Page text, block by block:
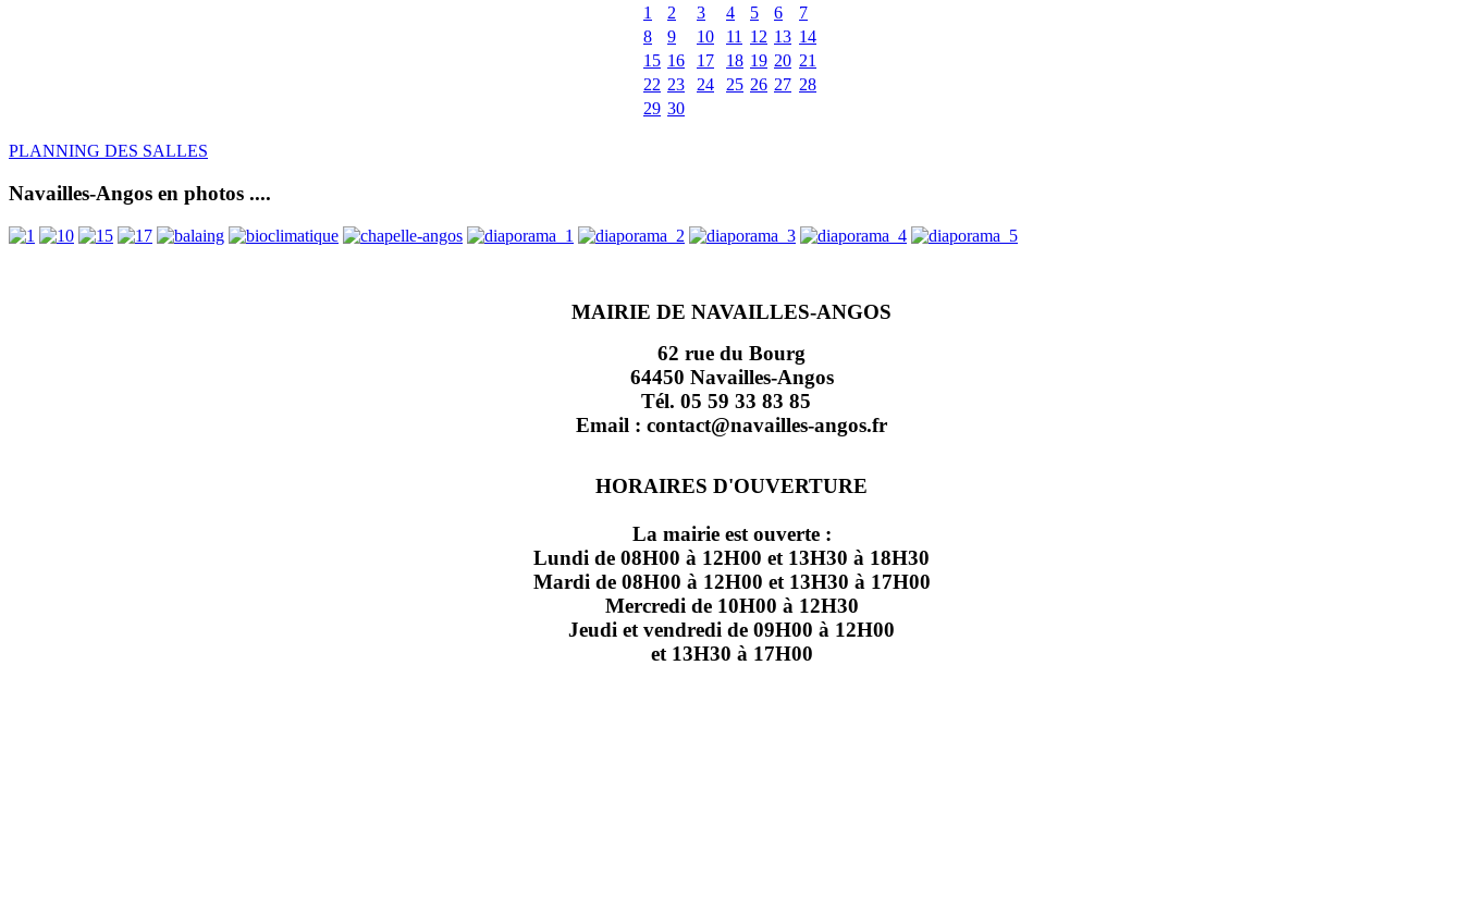
1
2 3 4 5 6
7
8
9 10 11 12 13 14
15 16 17 18 19 20 21
22 23 24 25 26 27 28
29 30
PLANNING DES SALLES
Navailles-Angos en photos ....
MAIRIE DE NAVAILLES-ANGOS
62 rue du Bourg
64450 Navailles-Angos
Tél. 05 59 33 83 85
Email : contact@navailles-angos.fr
HORAIRES D'OUVERTURE
La mairie est ouverte :
Lundi de 08H00 à 12H00 et 13H30 à 18H30
Mardi de 08H00 à 12H00 et 13H30 à 17H00
Mercredi de 10H00 à 12H30
Jeudi et vendredi de 09H00 à 12H00
et 13H30 à 17H00